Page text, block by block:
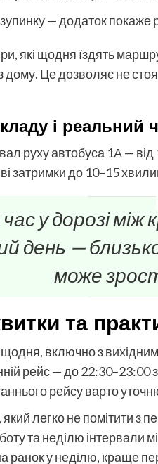
— додаток покаже
які щодня їздять
дому. Це дозволяє не
і реальний
руху автобуса 1А —
затримки до 10–15
у дорозі
день —
може
та
включно з
рейс — до 22:30–23:00
рейсу варто
легко не помітити з
та неділю
ранок у неділю, краще